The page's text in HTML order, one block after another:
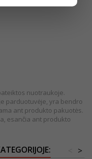
nuotraukoje.
parduotuvėje, yra bendro
ant produkto pakuotės.
esančia ant produkto
>